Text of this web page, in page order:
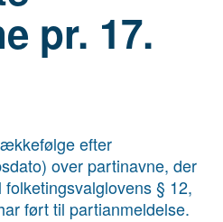
pr. 17.
efter
over partinavne, der
§ 12,
ført til partianmeldelse.